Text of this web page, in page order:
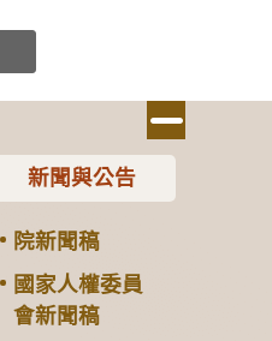
新聞與公告
院新聞稿
國家人權委員
會新聞稿